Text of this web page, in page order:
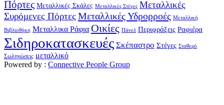
Πόρτες Μεταλλικές Σκάλες Μεταλλικές Στέγες Μεταλλικές
Συρόμενες Πόρτες Μεταλλικές Υδρορροές Μεταλλική
Βιβλιοθήκη Μεταλλικα Ράφια Οικίες Πάνελ Περιφράξεις Ραφιέρα
Σιδηροκατασκευές Σκέπαστρο Στέγες Σταθερό
Σωληνώσεις μεταλλικό
Powered by : Connective People Group